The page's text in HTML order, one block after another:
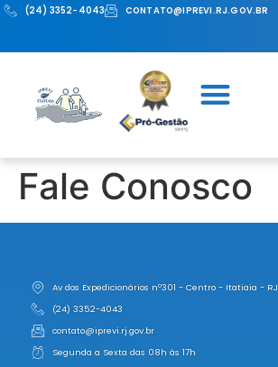
(24) 3352-4043 CONTATO@IPREVI.RJ.GOV.BR
Fale Conosco
Av dos Expedicionários nº301 - Centro - Itatiaia - RJ
(24) 3352-4043
contato@iprevi.rj.gov.br
Segunda a Sexta das 08h às 17h